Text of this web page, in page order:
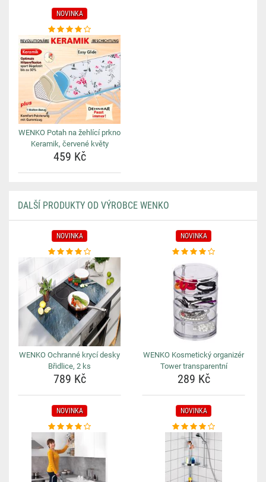
NOVINKA
WENKO Potah na žehlící prkno
Keramik, červené květy
459 Kč
DALŠÍ PRODUKTY OD VÝROBCE WENKO
NOVINKA
WENKO Ochranné krycí desky
Břidlice, 2 ks
789 Kč
NOVINKA
WENKO Kosmetický organizér
Tower transparentní
289 Kč
NOVINKA NOVINKA